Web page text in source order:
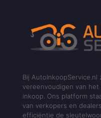
Bij
vereenvoudigen van
inkoop. Ons platform
van verkopers en
efficiëntie de